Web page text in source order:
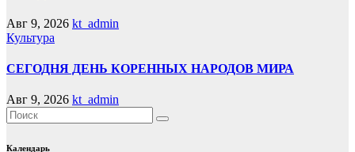
Авг 9, 2026 kt_admin
Культура
СЕГОДНЯ ДЕНЬ КОРЕННЫХ НАРОДОВ МИРА
Авг 9, 2026 kt_admin
Календарь